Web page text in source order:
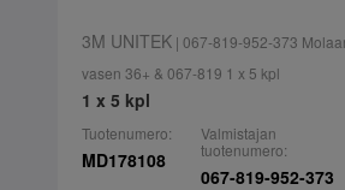
3M UNITEK| 067-819-952-373
vasen 36+ & 067-819 1 x 5 kpl
1 x 5 kpl
Tuotenumero:
MD178108
Valmistajan
tuotenumero:
067-819-952-373